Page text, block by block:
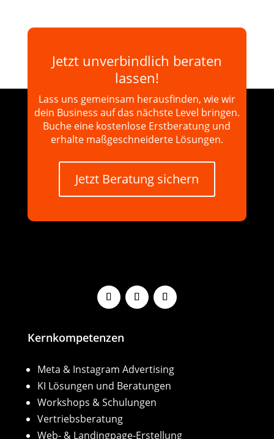
Jetzt unverbindlich beraten
lassen!
Lass uns gemeinsam herausfinden, wie wir
dein Business auf das nächste Level bringen.
Buche eine kostenlose Erstberatung und
erhalte maßgeschneiderte Lösungen.
Jetzt Beratung sichern
Kernkompetenzen
Meta & Instagram Advertising
KI Lösungen und Beratungen
Workshops & Schulungen
Vertriebsberatung
Web- & Landingpage-Erstellung